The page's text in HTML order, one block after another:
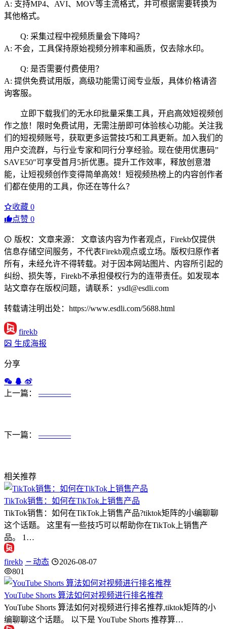
A: 支持MP4、AVI、MOV等主流格式，并可根据需要转换为
其他格式。
Q: 采集过程中视频质量会下降吗？
A: 不会，工具保持原始视频分辨率和画质，仅去除水印。
Q: 是否需要付费使用？
A: 提供免费试用版，高级功能需订阅专业版，具体价格请咨
询客服。
立即下载我们的无水印批量采集工具，开启高效短视频创
作之旅！限时免费试用，无需注册即可体验核心功能。关注我
们的短视频账号，获取更多运营技巧和工具更新。加入我们的
用户交流群，与行业专家和同行分享经验。现在使用优惠码”
SAVE50″可享受首月5折优惠。提升工作效率，释放创意潜
能，让短视频创作变得简单高效！短视频热榜上的内容创作者
们都在使用的工具，你还在等什么？
收藏 0
点赞 0
版权：文章来源： 文章该内容为作者观点，Firekb仅提供
信息存储空间服务，不代表Firekb观点或立场。版权归原作者
所有，未经允许不得转载。对于因本网站图片、内容所引起的
纠纷、损失等，Firekb不承担侵权行为的连带责任。如发现本
站文章存在版权问题，请联系：ysdl@esdli.com
转载请注明出处：https://www.esdli.com/5688.html
firekb
生成海报
分享
上一篇： ————
下一篇： ————
相关推荐
TikTok销售：如何在TikTok上销售产品
TikTok销售：如何在TikTok上销售产品?tiktok矩阵的小编聊聊
这个话题。 这里有一些技巧可以帮助你在TikTok上销售产
品。 1…
firekb 动态
2026-08-07
801
YouTube Shorts 算法如何对视频进行排名推荐
YouTube Shorts 算法如何对视频进行排名推荐,tiktok矩阵的小
编聊聊这个话题。 以下是 YouTube Shorts 推荐算…